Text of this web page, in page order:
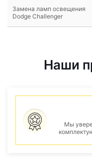
Замена ламп освещения
Dodge Challenger
Наши
Мы